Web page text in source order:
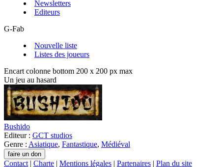
Newsletters
Editeurs
G-Fab
Nouvelle liste
Listes des joueurs
Encart colonne bottom 200 x 200 px max
Un jeu au hasard
Bushido
Editeur : GCT studios
Genre : Asiatique, Fantastique, Médiéval
Contact | Charte | Mentions légales | Partenaires | Plan du site